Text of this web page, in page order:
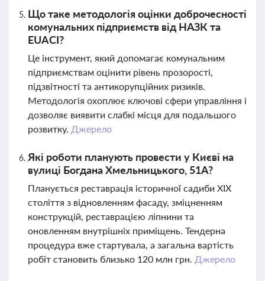
Що таке методологія оцінки доброчесності
комунальних підприємств від НАЗК та
EUACI?
Це інструмент, який допомагає комунальним
підприємствам оцінити рівень прозорості,
підзвітності та антикорупційних ризиків.
Методологія охоплює ключові сфери управління і
дозволяє виявити слабкі місця для подальшого
розвитку. Джерело
Які роботи планують провести у Києві на
вулиці Богдана Хмельницького, 51А?
Планується реставрація історичної садиби XIX
століття з відновленням фасаду, зміцненням
конструкцій, реставрацією ліпнини та
оновленням внутрішніх приміщень. Тендерна
процедура вже стартувала, а загальна вартість
робіт становить близько 120 млн грн. Джерело